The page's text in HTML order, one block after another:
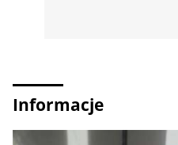
Informacje